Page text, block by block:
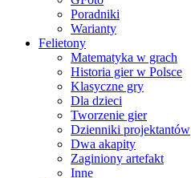
Poradniki
Warianty
Felietony
Matematyka w grach
Historia gier w Polsce
Klasyczne gry
Dla dzieci
Tworzenie gier
Dzienniki projektantów
Dwa akapity
Zaginiony artefakt
Inne